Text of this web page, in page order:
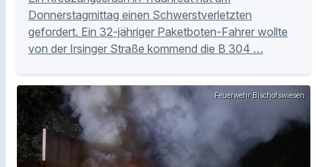
Donnerstagmittag einen Schwerstverletzten
gefordert. Ein 32-jähriger Paketboten-Fahrer wollte
von der Irsinger Straße kommend die B 304 …
Feuerwehr Bischofswiesen